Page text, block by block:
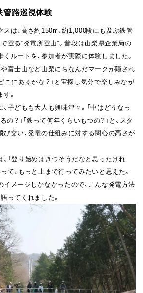
管路巡視体験
は、高さ約150m、約1,000段にも及ぶ鉄管
登る“発電所登山”。普段は山梨県企業局の
ルートを、参加者が実際に体験しました。
富士山など山梨にちなんだマークが隠され
こにあるかな？」と宝探し気分で楽しみなが
。
子どもも大人も興味津々。「中はどうなっ
の？」「鉄って何年くらいもつの？」と、スタ
び交い、発電の仕組みに対する関心の高さが
「登り始めはきつそうだなと思ったけれ
て、もっと上まで行ってみたいと思えた。
メージしかなかったので、こんな発電方法
ってくれました。